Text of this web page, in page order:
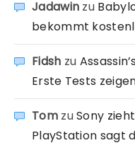
Jadawin zu
bekommt
Fidsh zu
Erste Tests
TomzuSony
PlayStation sagt